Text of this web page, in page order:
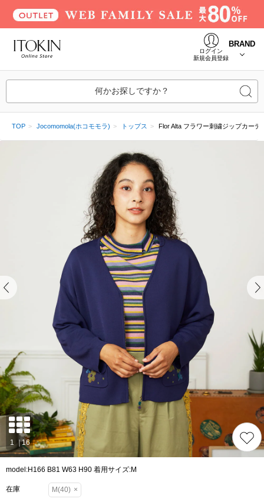
ログイン
新規会員登録
BRAND
何かお探しですか？
TOP Jocomomola(ホコモモラ) トップス Flor Alta フラワー刺繍ジップカーデ
model:H166 B81 W63 H90 着用サイズ:M
在庫 M(40) ×